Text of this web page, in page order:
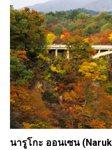
นารูโกะ ออนเซน